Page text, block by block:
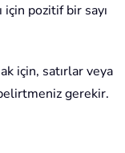
pozitif bir sayı
için, satırlar veya
gerekir.